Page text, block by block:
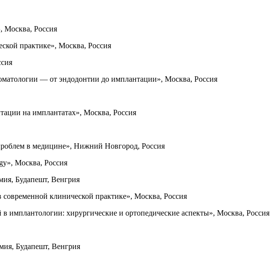
Москва, Россия
практике», Москва, Россия
— от эндодонтии до имплантации», Москва, Россия
на имплантатах», Москва, Россия
в медицине», Нижний Новгород, Россия
Москва, Россия
Будапешт, Венгрия
клинической практике», Москва, Россия
хирургические и ортопедические аспекты», Москва, Россия
Будапешт, Венгрия